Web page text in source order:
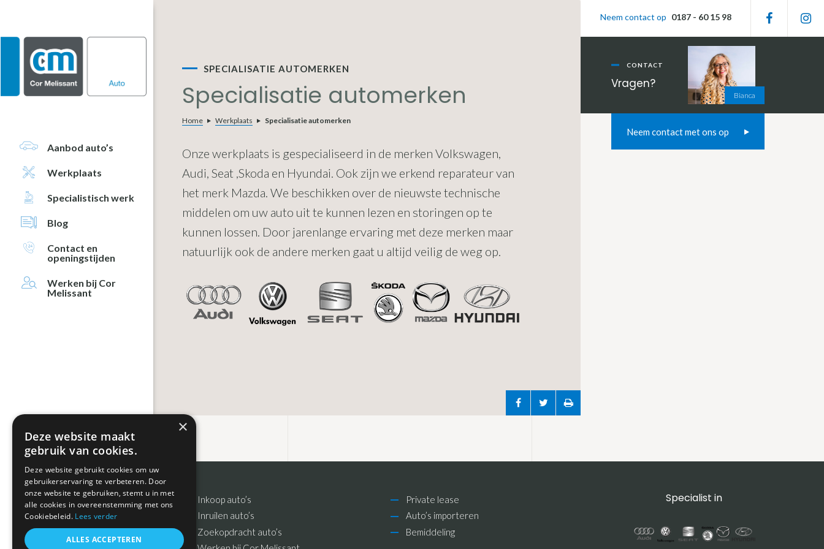
de
de
sidebar
de
voettekst
Aanbod auto’s
Werkplaats
Specialistisch werk
Blog
Contact en
openingstijden
Werken bij Cor
Melissant
Neem contact op 0187 - 60 15 98
SPECIALISATIE AUTOMERKEN
Specialisatie automerken
Home Werkplaats Specialisatie automerken
Onze werkplaats is gespecialiseerd in de merken Volkswagen,
Audi, Seat ,Skoda en Hyundai. Ook zijn we erkend reparateur van
het merk Mazda. We beschikken over de nieuwste technische
middelen om uw auto uit te kunnen lezen en storingen op te
kunnen lossen. Door jarenlange ervaring met deze merken maar
natuurlijk ook de andere merken gaat u altijd veilig de weg op.
Primaire
Sidebar
Bianca
CONTACT
Vragen?
Neem contact met ons op
FooterInkoop auto’s
Inruilen auto’s
Zoekopdracht auto’s
Private lease
Auto’s importeren
Bemiddeling
Specialist in
×
Deze website maakt
gebruik van cookies.
Deze website gebruikt cookies om uw
gebruikerservaring te verbeteren. Door
onze website te gebruiken, stemt u in met
alle cookies in overeenstemming met ons
Cookiebeleid. Lees verder
ALLES ACCEPTEREN